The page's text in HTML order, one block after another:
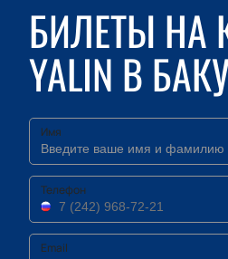
БИЛЕТЫ НА
YALIN В
Имя
Телефон
Email